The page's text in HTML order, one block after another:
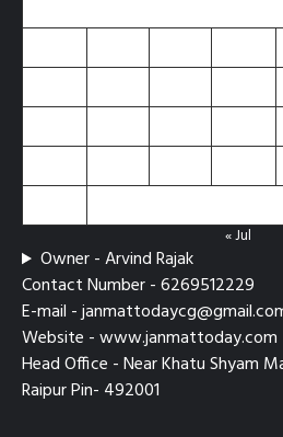
« Jul
Owner - Arvind Rajak
Contact Number - 6269512229
E-mail -
Website - www.janmattoday.com
Head Office - Near Khatu Shyam
Raipur Pin- 492001